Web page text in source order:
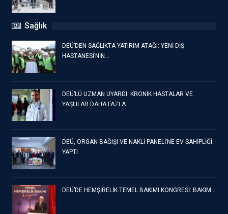
Sağlık
DEÜ’DEN SAĞLIKTA YATIRIM ATAĞI: YENİ DİŞ
HASTANESİ’NİN…
DEÜ’LÜ UZMAN UYARDI: KRONİK HASTALAR VE
YAŞLILAR DAHA FAZLA…
DEÜ, ORGAN BAĞIŞI VE NAKLİ PANELİ’NE EV SAHİPLİĞİ
YAPTI
DEÜ’DE HEMŞİRELİK TEMEL BAKIMI KONGRESİ: BAKIM…